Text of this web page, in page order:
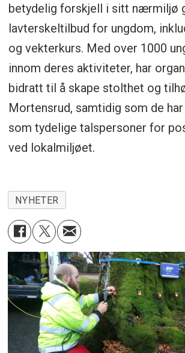
betydelig forskjell i sitt nærmiljø
lavterskeltilbud for ungdom,
og vekterkurs. Med over 1000
innom deres aktiviteter, har
bidratt til å skape stolthet og
Mortensrud, samtidig som de
som tydelige talspersoner for
ved lokalmiljøet.
NYHETER